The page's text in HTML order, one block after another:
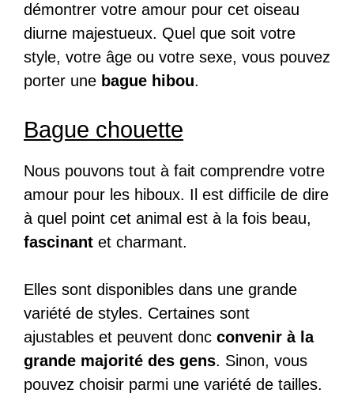
démontrer votre amour pour cet oiseau
diurne majestueux. Quel que soit votre
style, votre âge ou votre sexe, vous pouvez
porter une bague hibou.
Bague chouette
Nous pouvons tout à fait comprendre votre
amour pour les hiboux. Il est difficile de dire
à quel point cet animal est à la fois beau,
fascinant et charmant.
Elles sont disponibles dans une grande
variété de styles. Certaines sont
ajustables et peuvent donc convenir à la
grande majorité des gens. Sinon, vous
pouvez choisir parmi une variété de tailles.